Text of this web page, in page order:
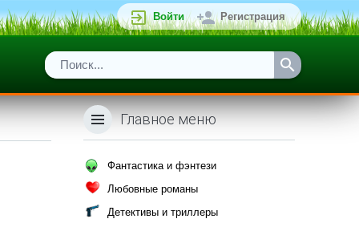
Войти Регистрация
Главное меню
Фантастика и фэнтези
Любовные романы
Детективы и триллеры